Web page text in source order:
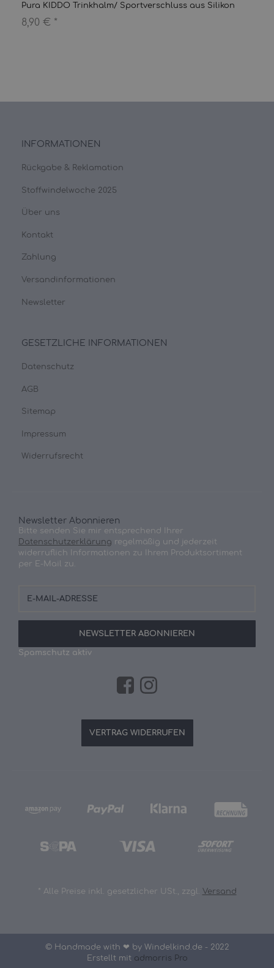
Pura KIDDO Trinkhalm/ Sportverschluss aus Silikon
8,90 € *
INFORMATIONEN
Rückgabe & Reklamation
Stoffwindelwoche 2025
Über uns
Kontakt
Zahlung
Versandinformationen
Newsletter
GESETZLICHE INFORMATIONEN
Datenschutz
AGB
Sitemap
Impressum
Widerrufsrecht
Newsletter Abonnieren
Bitte senden Sie mir entsprechend Ihrer
Datenschutzerklärung regelmäßig und jederzeit
widerruflich Informationen zu Ihrem Produktsortiment
per E-Mail zu.
Mail-
NEWSLETTER ABONNIEREN
Spamschutz aktiv
VERTRAG WIDERRUFEN
* Alle Preise inkl. gesetzlicher USt., zzgl. Versand
© Handmade with ❤ by Windelkind.de - 2022
Erstellt mit admorris Pro